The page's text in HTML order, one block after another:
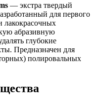
— экстра твердый
для первого
лакокрасочных
абразивную
глубокие
Предназначен для
полировальных